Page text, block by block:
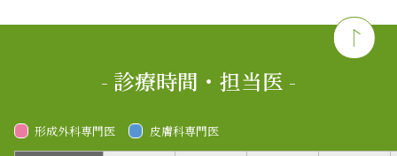
- 診療時間・担当医 -
形成外科専門医 皮膚科専門医